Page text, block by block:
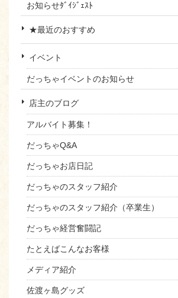
お知らせﾀﾞｲｼﾞｪｽﾄ
★最近のおすすめ
イベント
だっちゃイベントのお知らせ
店主のブログ
アルバイト募集！
だっちゃQ&A
だっちゃお店日記
だっちゃのスタッフ紹介
だっちゃのスタッフ紹介（卒業生）
だっちゃ経営奮闘記
たとえばこんなお客様
メディア紹介
佐渡ヶ島グッズ